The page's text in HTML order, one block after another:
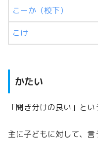
こーか（校下）
こけ
かたい
「聞き分けの良い」と
主に子どもに対して、